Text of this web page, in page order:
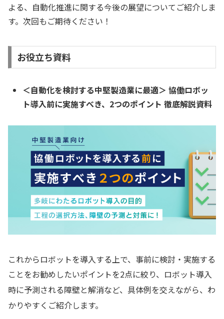
よる、自動化推進に関する今後の展望についてご紹介しま
す。次回もご期待ください！
お役立ち資料
＜自動化を検討する中堅製造業に最適＞ 協働ロボッ
ト導入前に実施すべき、2つのポイント 徹底解説資料
これからロボットを導入する上で、事前に検討・実施する
ことをお勧めしたいポイントを2点に絞り、ロボット導入
時に予測される障壁と解消など、具体例を交えながら、わ
かりやすくご紹介します。